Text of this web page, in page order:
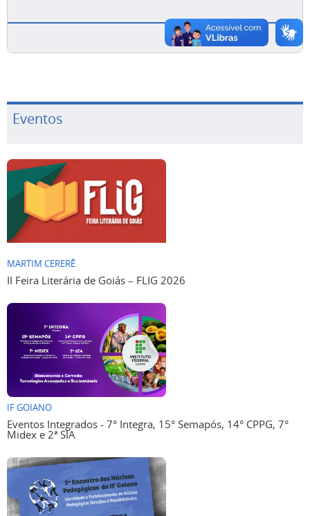
Eventos
MARTIM CERERÊ
II Feira Literária de Goiás – FLIG 2026
IF GOIANO
Eventos Integrados - 7° Integra, 15° Semapós, 14° CPPG, 7°
Midex e 2ª SIA